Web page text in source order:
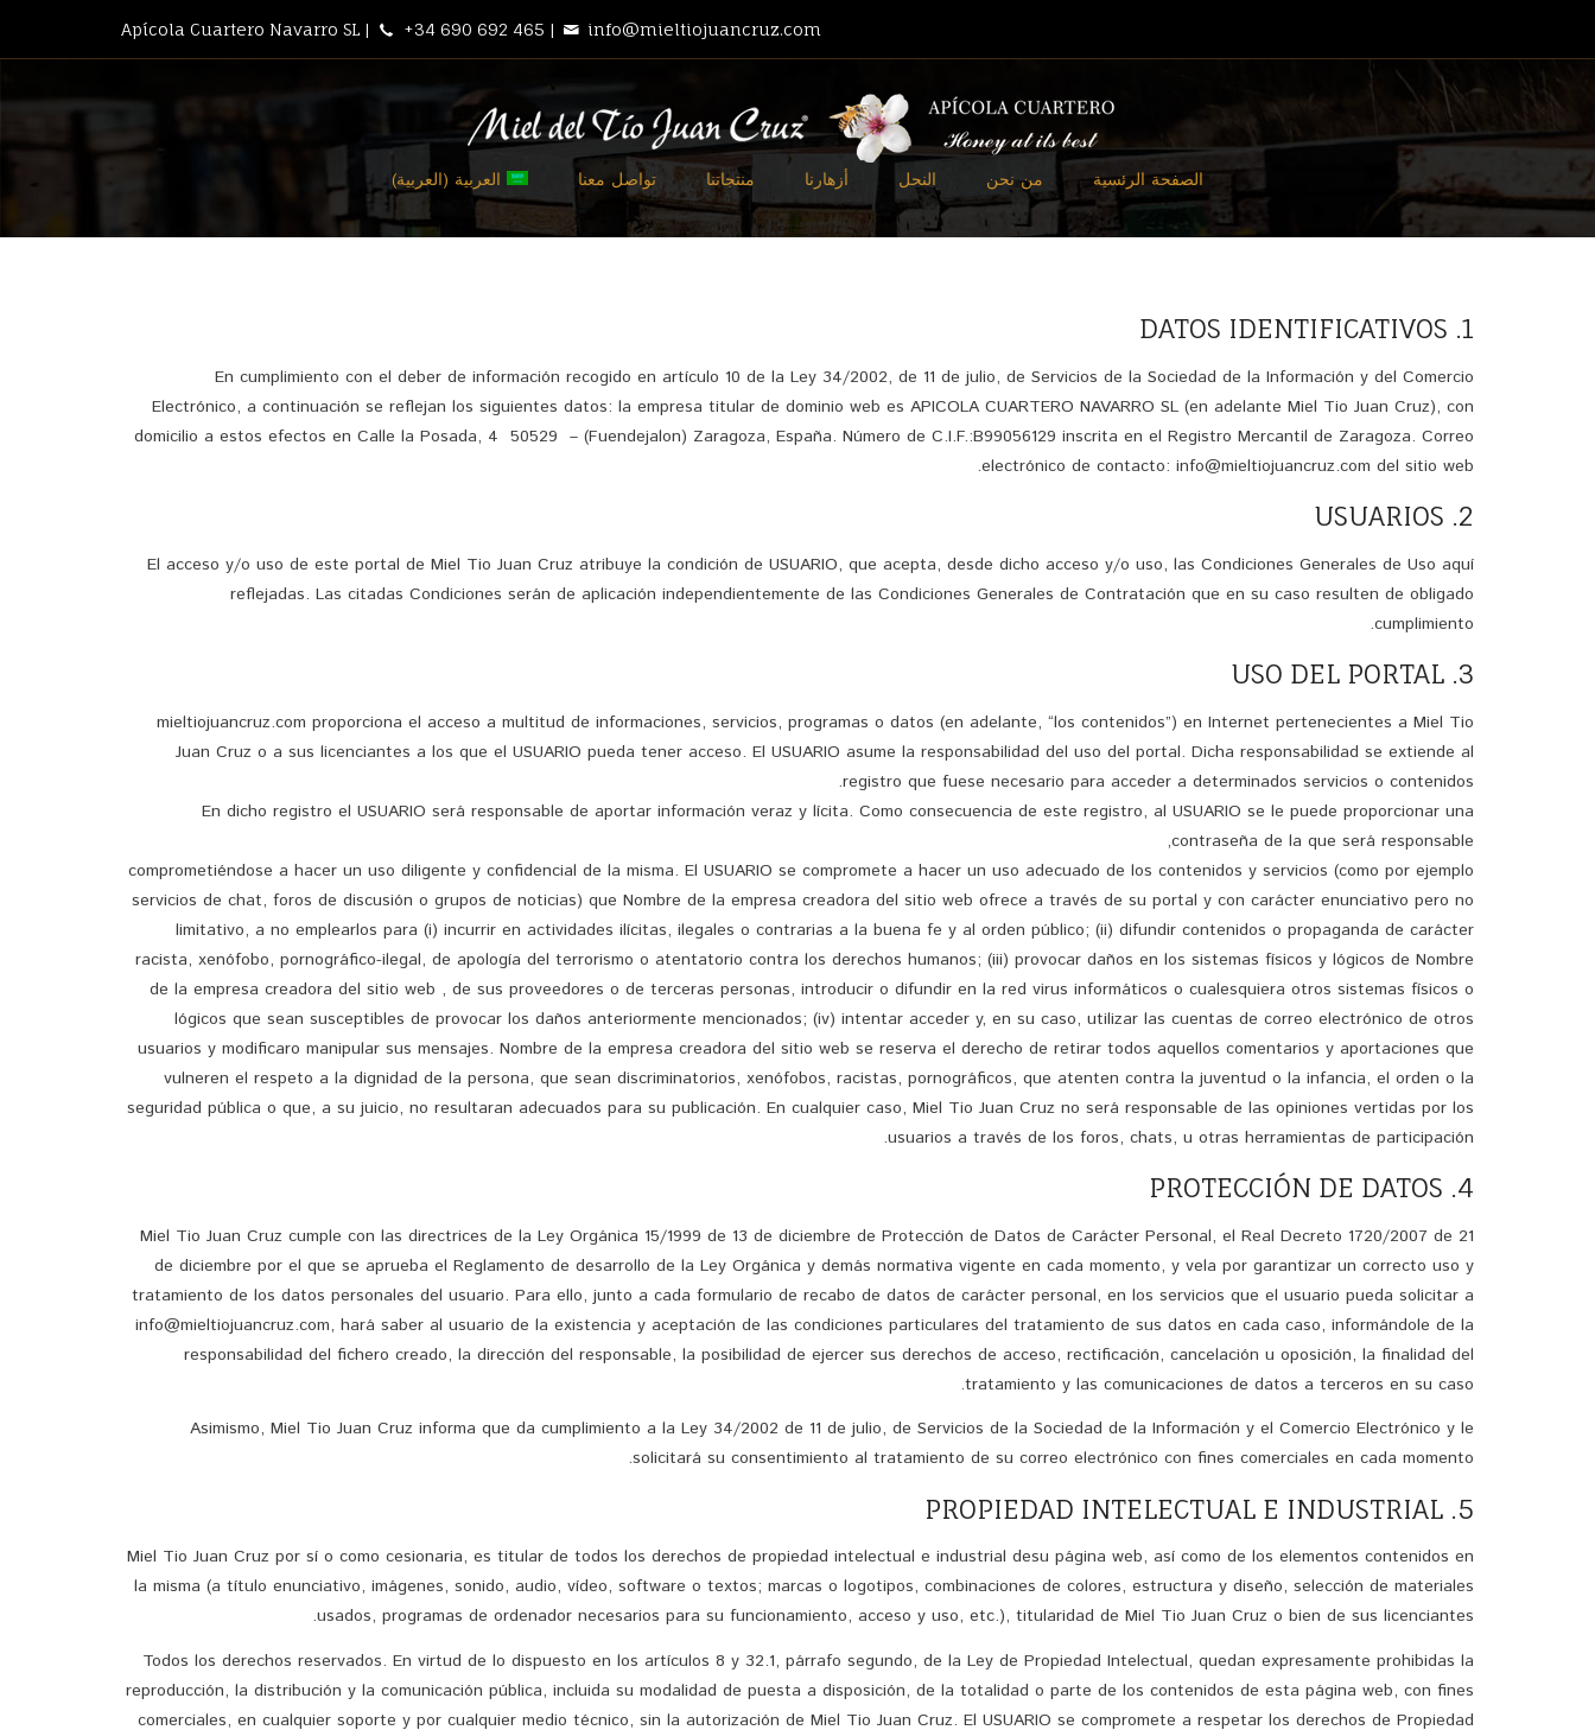
Apícola Cuartero Navarro SL | +34 690 692 465 | info@mieltiojuancruz.com
الصفحة الرئسية من نحن النحل أزهارنا منتجاتنا تواصل معنا العربية (العربية)
1. DATOS IDENTIFICATIVOS
En cumplimiento con el deber de información recogido en artículo 10 de la Ley 34/2002, de 11 de julio, de Servicios de la Sociedad de la Información y del Comercio
Electrónico, a continuación se reflejan los siguientes datos: la empresa titular de dominio web es APICOLA CUARTERO NAVARRO SL (en adelante Miel Tio Juan Cruz), con
domicilio a estos efectos en Calle la Posada, 4 50529 – (Fuendejalon) Zaragoza, España. Número de C.I.F.:B99056129 inscrita en el Registro Mercantil de Zaragoza. Correo
electrónico de contacto: info@mieltiojuancruz.com del sitio web.
2. USUARIOS
El acceso y/o uso de este portal de Miel Tio Juan Cruz atribuye la condición de USUARIO, que acepta, desde dicho acceso y/o uso, las Condiciones Generales de Uso aquí
reflejadas. Las citadas Condiciones serán de aplicación independientemente de las Condiciones Generales de Contratación que en su caso resulten de obligado
cumplimiento.
3. USO DEL PORTAL
mieltiojuancruz.com proporciona el acceso a multitud de informaciones, servicios, programas o datos (en adelante, “los contenidos”) en Internet pertenecientes a Miel Tio
Juan Cruz o a sus licenciantes a los que el USUARIO pueda tener acceso. El USUARIO asume la responsabilidad del uso del portal. Dicha responsabilidad se extiende al
registro que fuese necesario para acceder a determinados servicios o contenidos.
En dicho registro el USUARIO será responsable de aportar información veraz y lícita. Como consecuencia de este registro, al USUARIO se le puede proporcionar una
contraseña de la que será responsable,
comprometiéndose a hacer un uso diligente y confidencial de la misma. El USUARIO se compromete a hacer un uso adecuado de los contenidos y servicios (como por ejemplo
servicios de chat, foros de discusión o grupos de noticias) que Nombre de la empresa creadora del sitio web ofrece a través de su portal y con carácter enunciativo pero no
limitativo, a no emplearlos para (i) incurrir en actividades ilícitas, ilegales o contrarias a la buena fe y al orden público; (ii) difundir contenidos o propaganda de carácter
racista, xenófobo, pornográfico-ilegal, de apología del terrorismo o atentatorio contra los derechos humanos; (iii) provocar daños en los sistemas físicos y lógicos de Nombre
de la empresa creadora del sitio web , de sus proveedores o de terceras personas, introducir o difundir en la red virus informáticos o cualesquiera otros sistemas físicos o
lógicos que sean susceptibles de provocar los daños anteriormente mencionados; (iv) intentar acceder y, en su caso, utilizar las cuentas de correo electrónico de otros
usuarios y modificaro manipular sus mensajes. Nombre de la empresa creadora del sitio web se reserva el derecho de retirar todos aquellos comentarios y aportaciones que
vulneren el respeto a la dignidad de la persona, que sean discriminatorios, xenófobos, racistas, pornográficos, que atenten contra la juventud o la infancia, el orden o la
seguridad pública o que, a su juicio, no resultaran adecuados para su publicación. En cualquier caso, Miel Tio Juan Cruz no será responsable de las opiniones vertidas por los
usuarios a través de los foros, chats, u otras herramientas de participación.
4. PROTECCIÓN DE DATOS
Miel Tio Juan Cruz cumple con las directrices de la Ley Orgánica 15/1999 de 13 de diciembre de Protección de Datos de Carácter Personal, el Real Decreto 1720/2007 de 21
de diciembre por el que se aprueba el Reglamento de desarrollo de la Ley Orgánica y demás normativa vigente en cada momento, y vela por garantizar un correcto uso y
tratamiento de los datos personales del usuario. Para ello, junto a cada formulario de recabo de datos de carácter personal, en los servicios que el usuario pueda solicitar a
info@mieltiojuancruz.com, hará saber al usuario de la existencia y aceptación de las condiciones particulares del tratamiento de sus datos en cada caso, informándole de la
responsabilidad del fichero creado, la dirección del responsable, la posibilidad de ejercer sus derechos de acceso, rectificación, cancelación u oposición, la finalidad del
tratamiento y las comunicaciones de datos a terceros en su caso.
Asimismo, Miel Tio Juan Cruz informa que da cumplimiento a la Ley 34/2002 de 11 de julio, de Servicios de la Sociedad de la Información y el Comercio Electrónico y le
solicitará su consentimiento al tratamiento de su correo electrónico con fines comerciales en cada momento.
5. PROPIEDAD INTELECTUAL E INDUSTRIAL
Miel Tio Juan Cruz por sí o como cesionaria, es titular de todos los derechos de propiedad intelectual e industrial desu página web, así como de los elementos contenidos en
la misma (a título enunciativo, imágenes, sonido, audio, vídeo, software o textos; marcas o logotipos, combinaciones de colores, estructura y diseño, selección de materiales
usados, programas de ordenador necesarios para su funcionamiento, acceso y uso, etc.), titularidad de Miel Tio Juan Cruz o bien de sus licenciantes.
Todos los derechos reservados. En virtud de lo dispuesto en los artículos 8 y 32.1, párrafo segundo, de la Ley de Propiedad Intelectual, quedan expresamente prohibidas la
reproducción, la distribución y la comunicación pública, incluida su modalidad de puesta a disposición, de la totalidad o parte de los contenidos de esta página web, con fines
comerciales, en cualquier soporte y por cualquier medio técnico, sin la autorización de Miel Tio Juan Cruz. El USUARIO se compromete a respetar los derechos de Propiedad